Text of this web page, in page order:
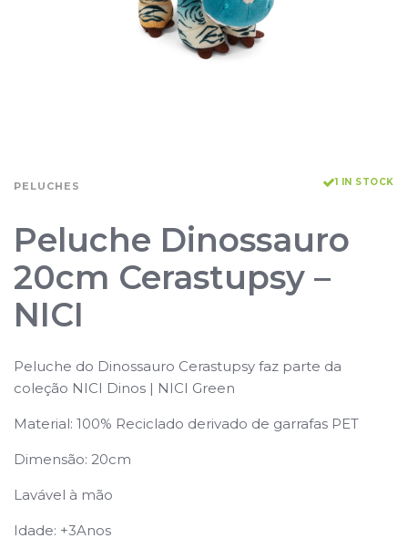
PELUCHES 1 IN STOCK
Peluche Dinossauro
20cm Cerastupsy –
NICI
Peluche do Dinossauro Cerastupsy faz parte da
coleção NICI Dinos | NICI Green
Material: 100% Reciclado derivado de garrafas PET
Dimensão: 20cm
Lavável à mão
Idade: +3Anos